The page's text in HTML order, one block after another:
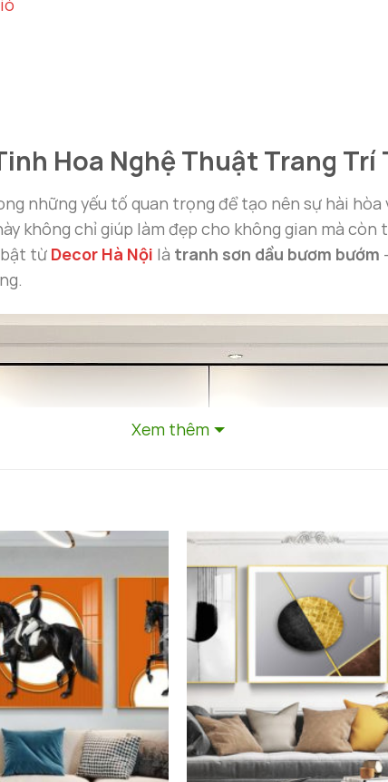
Hoa Nghệ Thuật Trang Trí
những yếu tố quan trọng để tạo nên sự hài
không chỉ giúp làm đẹp cho không gian mà
từ Decor Hà Nội là tranh sơn dầu bươm bướm
Xem thêm